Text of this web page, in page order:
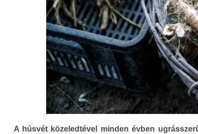
A húsvét közeledtével minden évben